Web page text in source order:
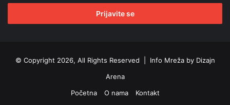
adresu
© Copyright 2026, All Rights Reserved | Info Mreža by Dizajn
Arena
Početna
O nama Kontakt